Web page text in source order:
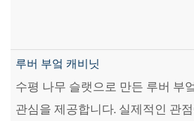
루버 부엌 캐비닛
수평 나무 슬랫으로 만든 루버 부
관심을 제공합니다. 실제적인 관